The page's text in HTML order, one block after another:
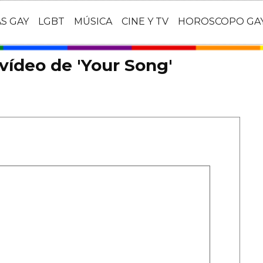
GAY LGBT MÚSICA CINE Y TV HOROSCOPO
de 'Your Song'